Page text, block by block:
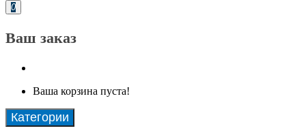
0
Ваш заказ
Ваша корзина пуста!
Категории